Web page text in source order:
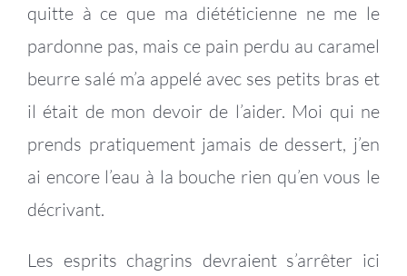
quitte à ce que ma diététicienne ne me le
pardonne pas, mais ce pain perdu au caramel
beurre salé m’a appelé avec ses petits bras et
il était de mon devoir de l’aider. Moi qui ne
prends pratiquement jamais de dessert, j’en
ai encore l’eau à la bouche rien qu’en vous le
décrivant.
Les esprits chagrins devraient s’arrêter ici